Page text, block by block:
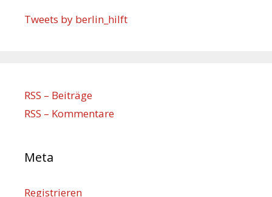
Tweets by berlin_hilft
RSS – Beiträge
RSS – Kommentare
Meta
Registrieren